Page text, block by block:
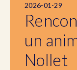
2026-01-29
un
Nollet